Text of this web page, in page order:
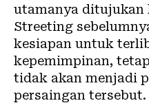
utamanya ditujukan
Streeting
kesiapan untuk
kepemimpinan,
tidak akan menjadi
persaingan tersebut.